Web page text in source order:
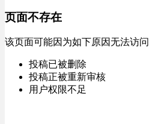
页面不存在
该页面可能因为如下原因无法访问
投稿已被删除
投稿正被重新审核
用户权限不足